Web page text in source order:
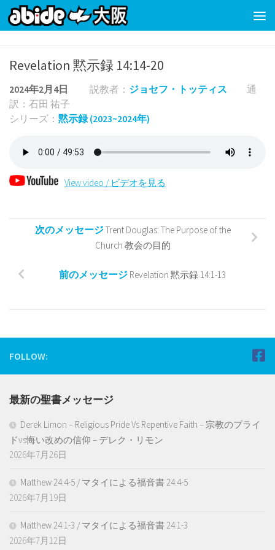
コンテンツの下
Revelation 黙示録 14:14-20
2024年2月4日 説教者： ジョセフ・トッティス
通
訳：石田 祐子
シリーズ： 黙示録 (2023~2024年)
View video / ビデオを見る
次のメッセージTrent Douglas: The Purpose of the
Church 教会の目的
前のメッセージ Revelation 黙示録 14:1-13
FOLLOW:
最新の聖書メッセージ
Derek Limon – Religious Pride Vs Repentive Faith – 宗教のプライ
ドvs悔い改めの信仰 – デレク・リモン
2026年7月26日
Matthew 24:4-5 / マタイによる福音書 24:4-5
2026年7月19日
Matthew 24:1-3 / マタイによる福音書 24:1-3
2026年7月12日